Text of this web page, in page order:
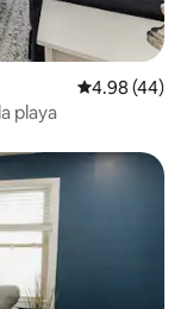
Calificación
4.98 (44)
a la playa